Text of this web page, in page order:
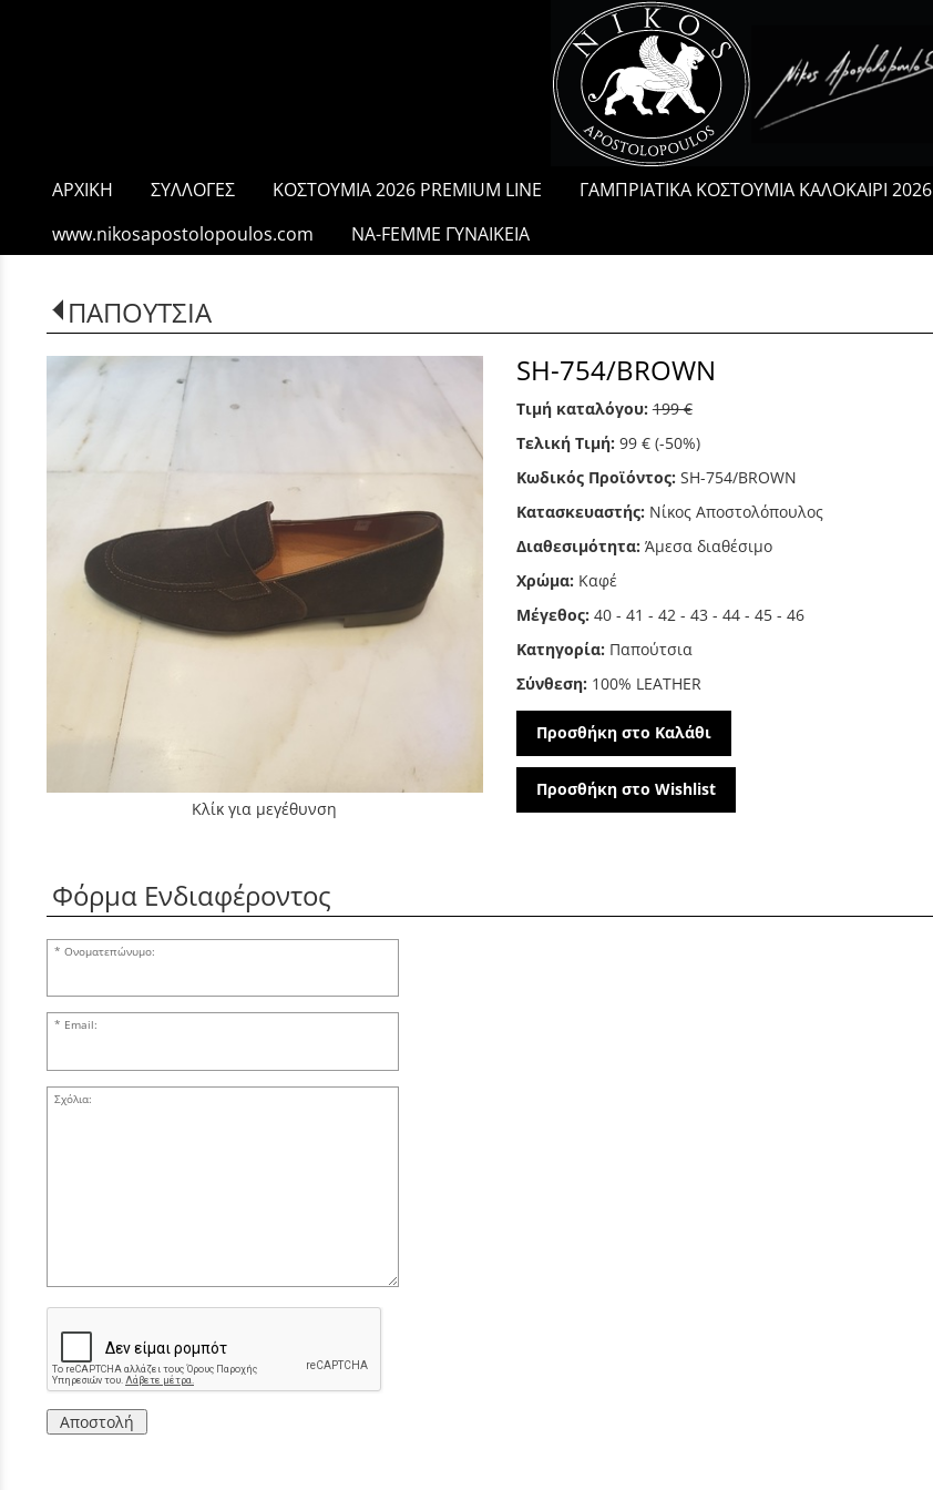
ΑΡΧΙΚΗ ΣΥΛΛΟΓΕΣ ΚΟΣΤΟΥΜΙΑ 2026 PREMIUM LINE ΓΑΜΠΡΙΑΤΙΚΑ ΚΟΣΤΟΥΜΙΑ ΚΑΛΟΚΑΙΡΙ 2026
www.nikosapostolopoulos.com
NA-FEMME ΓΥΝΑΙΚΕΙΑ
ΠΑΠΟΥΤΣΙΑ
Κλίκ για μεγέθυνση
SH-754/BROWN
Τιμή καταλόγου: 199 €
Τελική Τιμή: 99 € (-50%)
Κωδικός Προϊόντος: SH-754/BROWN
Κατασκευαστής: Νίκος Αποστολόπουλος
Διαθεσιμότητα: Άμεσα διαθέσιμο
Χρώμα: Καφέ
Μέγεθος: 40 - 41 - 42 - 43 - 44 - 45 - 46
Κατηγορία: Παπούτσια
Σύνθεση: 100% LEATHER
Προσθήκη στο Καλάθι
Προσθήκη στο Wishlist
Φόρμα Ενδιαφέροντος
Ονοματεπώνυμο:
Email:
Σχόλια:
Αποστολή